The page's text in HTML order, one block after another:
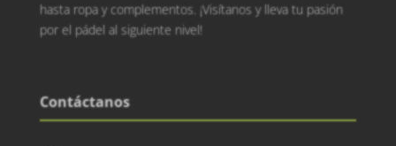
hasta ropa y complementos. ¡Visítanos y lleva tu pasión
por el pádel al siguiente nivel!
Contáctanos